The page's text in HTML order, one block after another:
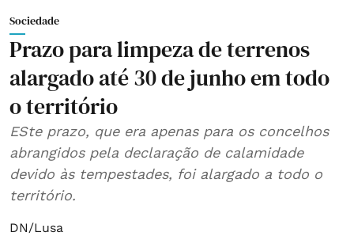
Sociedade
Prazo para limpeza de terrenos
alargado até 30 de junho em todo
o território
ESte prazo, que era apenas para os concelhos
abrangidos pela declaração de calamidade
devido às tempestades, foi alargado a todo o
território.
DN/Lusa